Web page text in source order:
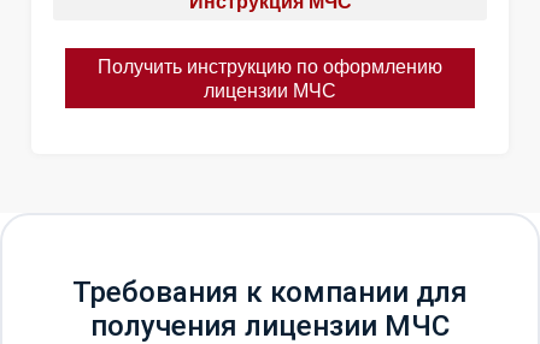
Требования к компании для
получения лицензии МЧС